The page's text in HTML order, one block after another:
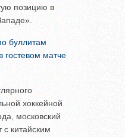
позицию в
буллитам
гостевом матче
хоккейной
московский
с китайским